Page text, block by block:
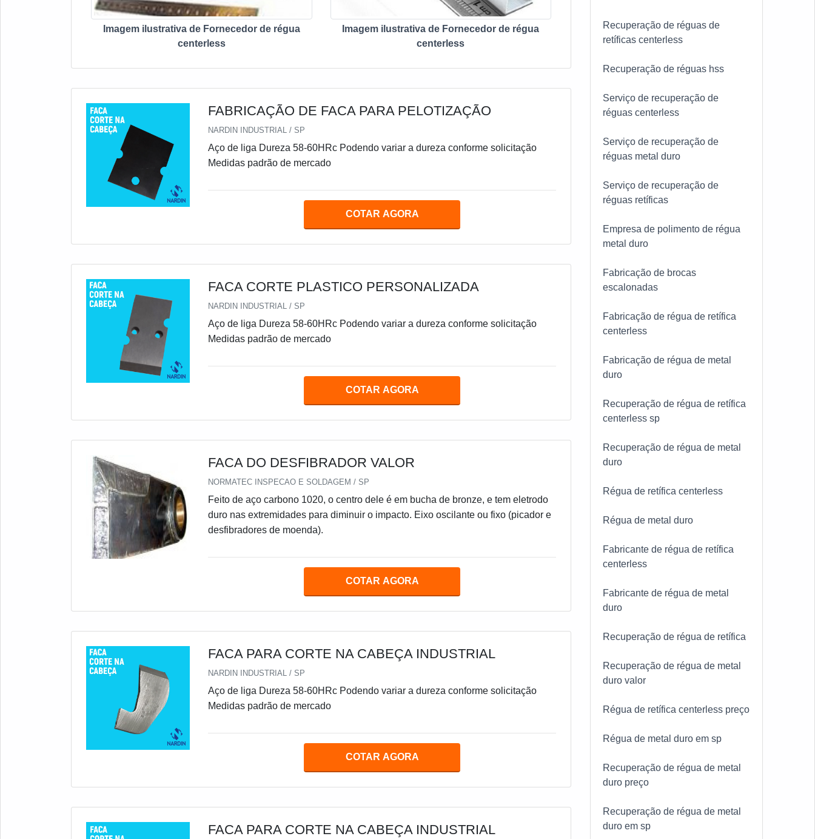
Imagem ilustrativa de Fornecedor de régua
centerless
Imagem ilustrativa de Fornecedor de régua
centerless
FABRICAÇÃO DE FACA PARA PELOTIZAÇÃO
NARDIN INDUSTRIAL / SP
Aço de liga Dureza 58-60HRc Podendo variar a dureza conforme solicitação
Medidas padrão de mercado
COTAR AGORA
FACA CORTE PLASTICO PERSONALIZADA
NARDIN INDUSTRIAL / SP
Aço de liga Dureza 58-60HRc Podendo variar a dureza conforme solicitação
Medidas padrão de mercado
COTAR AGORA
FACA DO DESFIBRADOR VALOR
NORMATEC INSPECAO E SOLDAGEM / SP
Feito de aço carbono 1020, o centro dele é em bucha de bronze, e tem eletrodo
duro nas extremidades para diminuir o impacto. Eixo oscilante ou fixo (picador e
desfibradores de moenda).
COTAR AGORA
FACA PARA CORTE NA CABEÇA INDUSTRIAL
NARDIN INDUSTRIAL / SP
Aço de liga Dureza 58-60HRc Podendo variar a dureza conforme solicitação
Medidas padrão de mercado
COTAR AGORA
FACA PARA CORTE NA CABEÇA INDUSTRIAL
Recuperação de réguas de
retíficas centerless
Recuperação de réguas hss
Serviço de recuperação de
réguas centerless
Serviço de recuperação de
réguas metal duro
Serviço de recuperação de
réguas retíficas
Empresa de polimento de régua
metal duro
Fabricação de brocas
escalonadas
Fabricação de régua de retífica
centerless
Fabricação de régua de metal
duro
Recuperação de régua de retífica
centerless sp
Recuperação de régua de metal
duro
Régua de retífica centerless
Régua de metal duro
Fabricante de régua de retífica
centerless
Fabricante de régua de metal
duro
Recuperação de régua de retífica
Recuperação de régua de metal
duro valor
Régua de retífica centerless preço
Régua de metal duro em sp
Recuperação de régua de metal
duro preço
Recuperação de régua de metal
duro em sp